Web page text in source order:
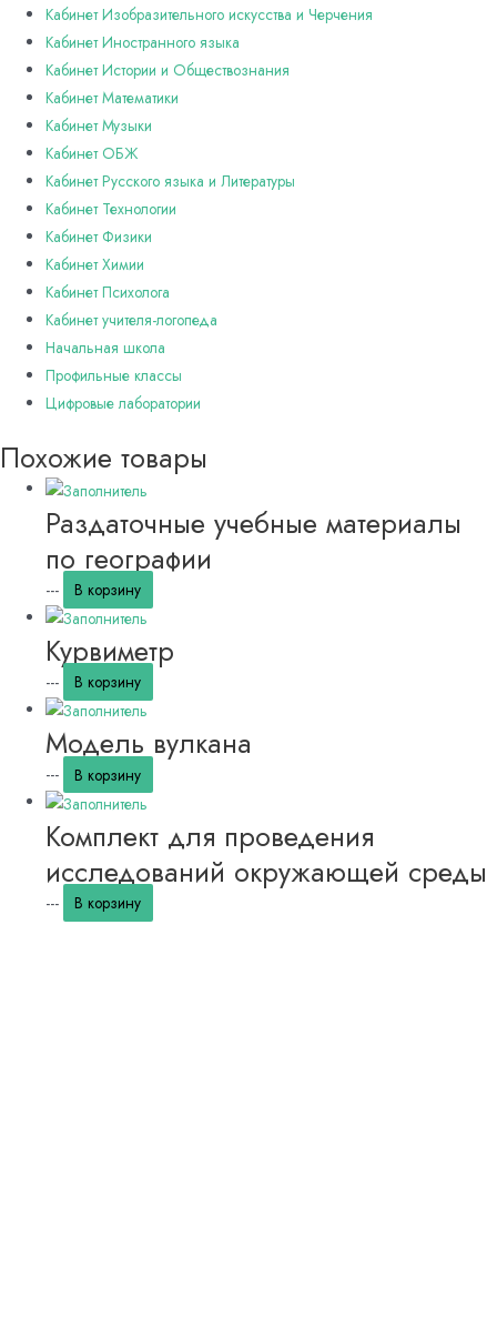
Кабинет Изобразительного искусства и Черчения
Кабинет Иностранного языка
Кабинет Истории и Обществознания
Кабинет Математики
Кабинет Музыки
Кабинет ОБЖ
Кабинет Русского языка и Литературы
Кабинет Технологии
Кабинет Физики
Кабинет Химии
Кабинет Психолога
Кабинет учителя-логопеда
Начальная школа
Профильные классы
Цифровые лаборатории
Похожие товары
Раздаточные учебные материалы
по географии
--- В корзину
Курвиметр
--- В корзину
Модель вулкана
--- В корзину
Комплект для проведения
исследований окружающей среды
--- В корзину